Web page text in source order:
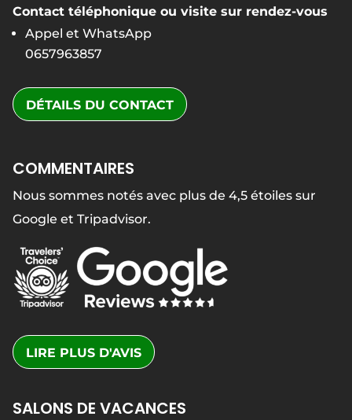
Contact téléphonique ou visite sur rendez-vous
Appel et WhatsApp
0657963857
DÉTAILS DU CONTACT
COMMENTAIRES
Nous sommes notés avec plus de 4,5 étoiles sur
Google et Tripadvisor.
LIRE PLUS D'AVIS
SALONS DE VACANCES